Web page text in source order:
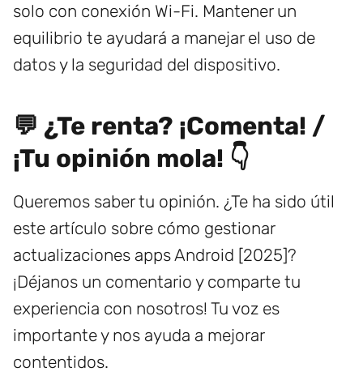
solo con conexión Wi-Fi. Mantener un
equilibrio te ayudará a manejar el uso de
datos y la seguridad del dispositivo.
💬 ¿Te renta? ¡Comenta! /
¡Tu opinión mola! 👇
Queremos saber tu opinión. ¿Te ha sido útil
este artículo sobre cómo gestionar
actualizaciones apps Android [2025]?
¡Déjanos un comentario y comparte tu
experiencia con nosotros! Tu voz es
importante y nos ayuda a mejorar
contentidos.